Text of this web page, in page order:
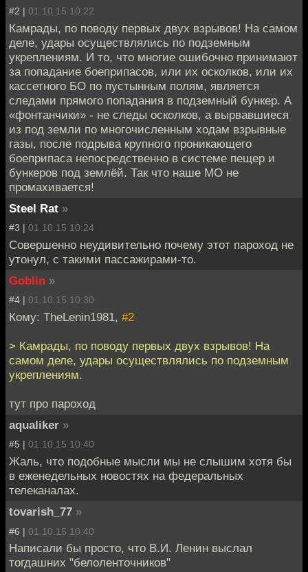
#2 | 01.10.15 10:22
Камрады, по поводу первых двух взрывов! На самом
деле, удары осуществлялись по подземным
укреплениям. И то, что многие ошибочно принимают
за попадание боеприпасов, или их осколков, или их
кассетного БО по пустынным полям, является
следами прямого попадания в подземный бункер. А
«фонтанчики» - не следы осколков, а вырвавшиеся
из под земли по многочисленным ходам взрывные
газы, после подрыва крупного проникающего
боеприпаса непосредственно в системе пещер и
бункеров под землёй. Так что наше МО не
промахивается!
Steel Rat »
#3 | 01.10.15 10:24
Совершенно неудивительно почему этот пароход не
утонул, с такими пассажирами-то.
Goblin »
#4 | 01.10.15 10:30
Кому: TheLenin1981, #2
> Камрады, по поводу первых двух взрывов! На
самом деле, удары осуществлялись по подземным
укреплениям.
тут про пароход
aqualiker »
#5 | 01.10.15 10:40
Жаль, что подобные мысли мы не слышим хотя бы
в еженедельных новостях на федеральных
телеканалах.
tovarish_77 »
#6 | 01.10.15 10:40
Написали бы просто, что В.И. Ленин выслал
тогдашних "белоленточников"